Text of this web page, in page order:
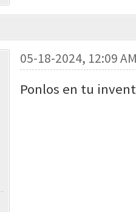
05-18-2024, 12:09
Ponlos en tu